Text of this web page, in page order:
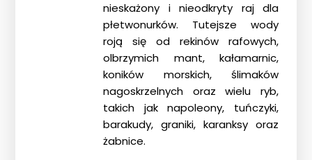
nieskażony i nieodkryty raj dla
płetwonurków. Tutejsze wody
roją się od rekinów rafowych,
olbrzymich mant, kałamarnic,
koników morskich, ślimaków
nagoskrzelnych oraz wielu ryb,
takich jak napoleony, tuńczyki,
barakudy, graniki, karanksy oraz
żabnice.